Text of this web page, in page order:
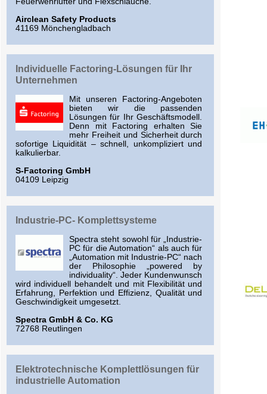
Airclean Safety Products
41169 Mönchengladbach
Indivi­duelle Factoring-Lösungen für Ihr
Unternehmen
Mit unseren Factoring-Angeboten
bieten wir die passenden
Lösungen für Ihr Geschäfts­modell.
Denn mit Factoring erhalten Sie
mehr Freiheit und Sicherheit durch
sofortige Liquidität – schnell, unkompliziert und
kalkulierbar.
S-Factoring GmbH
04109 Leipzig
Industrie-PC- Komplettsysteme
Spectra steht sowohl für „Industrie-
PC für die Automation“ als auch für
„Automation mit Industrie-PC“ nach
der Philosophie „powered by
individuality“. Jeder Kundenwunsch
wird individuell behandelt und mit Flexibilität und
Erfahrung, Perfektion und Effizienz, Qualität und
Geschwindigkeit umgesetzt.
Spectra GmbH & Co. KG
72768 Reutlingen
Elektrotechnische Komplettlösungen für
industrielle Automation